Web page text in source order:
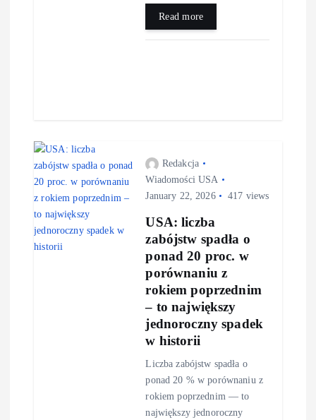
Read more
Redakcja
Wiadomości USA
January 22, 2026
417 views
USA: liczba
zabójstw spadła o
ponad 20 proc. w
porównaniu z
rokiem poprzednim
– to największy
jednoroczny spadek
w historii
Liczba zabójstw spadła o
ponad 20 % w porównaniu z
rokiem poprzednim — to
największy jednoroczny